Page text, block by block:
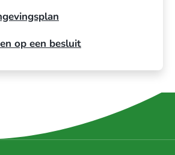
op een besluit